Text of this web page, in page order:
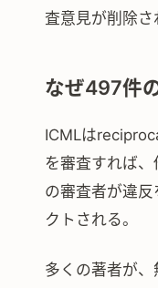
査意見が削除さ
なぜ497件
ICMLは
を審査すれば
の審査者が違
クトされる。
多くの著者が、